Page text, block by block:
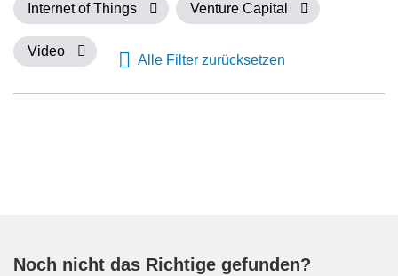
Internet of Things Venture Capital
Video
Alle Filter zurücksetzen
Noch nicht das Richtige gefunden?